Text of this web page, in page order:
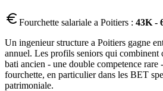
Fourchette salariale a Poitiers : 43K -
Un ingenieur structure a Poitiers gagne
annuel. Les profils seniors qui
bati ancien - une double competence rare
fourchette, en particulier dans les BET
patrimoniale.